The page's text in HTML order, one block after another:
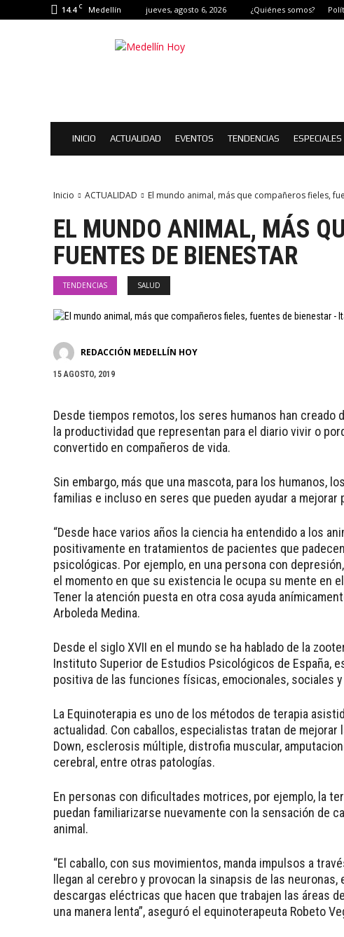
14.4 C Medellín jueves, agosto 6, 2026 ¿Quiénes somos?
Medellín
INICIO ACTUALIDAD EVENTOS TENDENCIAS ESPECIALES
Inicio ACTUALIDAD El mundo animal, más que compañeros fieles,
EL MUNDO ANIMAL, MÁS
FUENTES DE BIENESTAR
TENDENCIAS SALUD
REDACCIÓN MEDELLÍN HOY
15 AGOSTO, 2019
Desde tiempos remotos, los seres humanos han
la productividad que representan para el diario vivir o
convertido en compañeros de vida.
Sin embargo, más que una mascota, para los humanos,
familias e incluso en seres que pueden ayudar a
“Desde hace varios años la ciencia ha entendido a los
positivamente en tratamientos de pacientes que
psicológicas. Por ejemplo, en una persona con
el momento en que su existencia le ocupa su mente en
Tener la atención puesta en otra cosa ayuda
Arboleda Medina.
Desde el siglo XVII en el mundo se ha hablado de la
Instituto Superior de Estudios Psicológicos de España,
positiva de las funciones físicas, emocionales, sociales
La Equinoterapia es uno de los métodos de terapia
actualidad. Con caballos, especialistas tratan de
Down, esclerosis múltiple, distrofia muscular,
cerebral, entre otras patologías.
En personas con dificultades motrices, por ejemplo, la
puedan familiarizarse nuevamente con la sensación de
animal.
“El caballo, con sus movimientos, manda impulsos a
llegan al cerebro y provocan la sinapsis de las
descargas eléctricas que hacen que trabajen las áreas
una manera lenta”, aseguró el equinoterapeuta Robeto